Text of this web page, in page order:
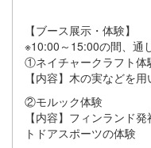
【ブース展示・体験】
※10:00～15:00の間、通
①ネイチャークラフト体
【内容】木の実などを
②モルック体験
【内容】フィンランド
トドアスポーツの体験